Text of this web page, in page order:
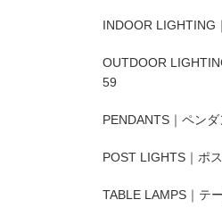
INDOOR LIGHTING
OUTDOOR
59
PENDANTS｜ペンダ
POST LIGHTS｜ポ
TABLE LAMPS｜テ